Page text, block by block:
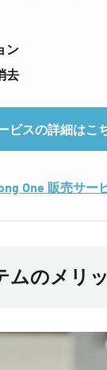
ン
去
ビスの詳細はこ
One 販売サー
ムのメリ